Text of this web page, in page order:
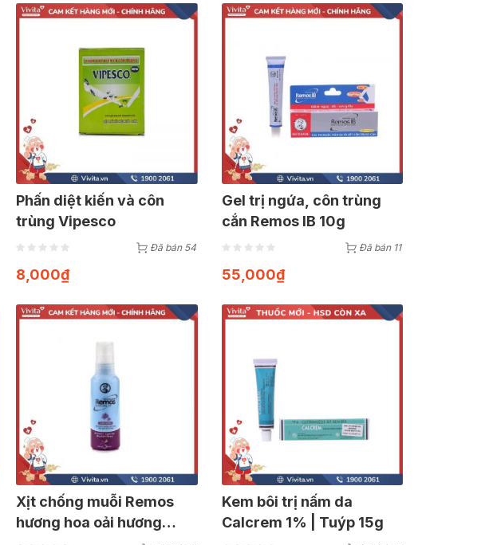
Phấn diệt kiến và côn
trùng Vipesco
Đã bán 54
8,000₫
Gel trị ngứa, côn trùng
cắn Remos IB 10g
Đã bán 11
55,000₫
Xịt chống muỗi Remos
hương hoa oải hương
Kem bôi trị nấm da
Calcrem 1% | Tuýp 15g